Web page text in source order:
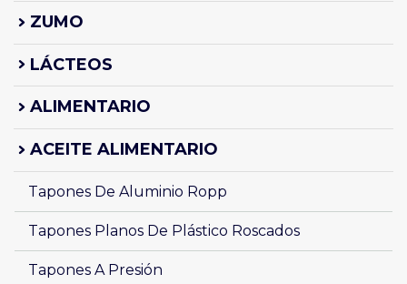
ZUMO
LÁCTEOS
ALIMENTARIO
ACEITE ALIMENTARIO
Tapones De Aluminio Ropp
Tapones Planos De Plástico Roscados
Tapones A Presión